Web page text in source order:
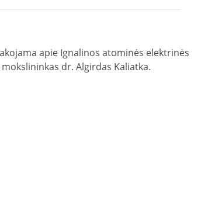
apie Ignalinos atominės elektrinės
dr. Algirdas Kaliatka.